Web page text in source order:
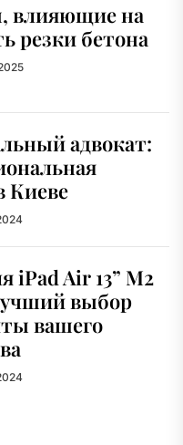
влияющие на
резки бетона
адвокат:
Киеве
iPad Air 13” M2
выбор
вашего